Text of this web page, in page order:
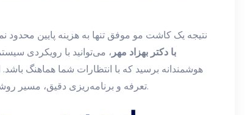
نتیجه یک کاشت مو موفق تنها به هزینه پایین محدود
با دکتر بهزاد مهر ، می‌توانید با رویکردی
هوشمندانه برسید که با انتظارات شما هماهنگ
تعرفه و برنامه‌ریزی دقیق، مسیر روشن‌تری به سوی نتیجه مطلوب خواهید داشت.